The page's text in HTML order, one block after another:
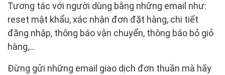
Tương tác với người dùng bằng những email như:
reset mật khẩu, xác nhận đơn đặt hàng, chi tiết
đăng nhập, thông báo vận chuyển, thông báo bỏ giỏ
hàng,…
Đừng gửi những email giao dịch đơn thuần mà hãy